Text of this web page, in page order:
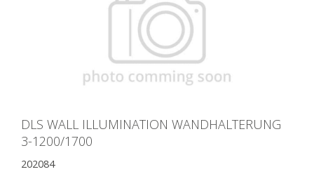
DLS WALL ILLUMINATION WANDHALTERUNG
3-1200/1700
202084